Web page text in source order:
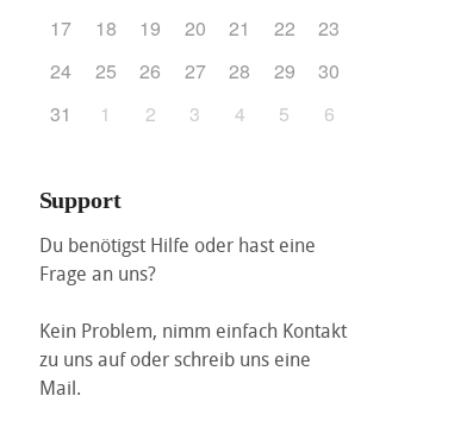
17
18 19 20 21 22
23
24
25 26 27 28 29
30
31
1 2 3 4 5 6
Support
Du benötigst Hilfe oder hast eine
Frage an uns?
Kein Problem, nimm einfach Kontakt
zu uns auf oder schreib uns eine
Mail.